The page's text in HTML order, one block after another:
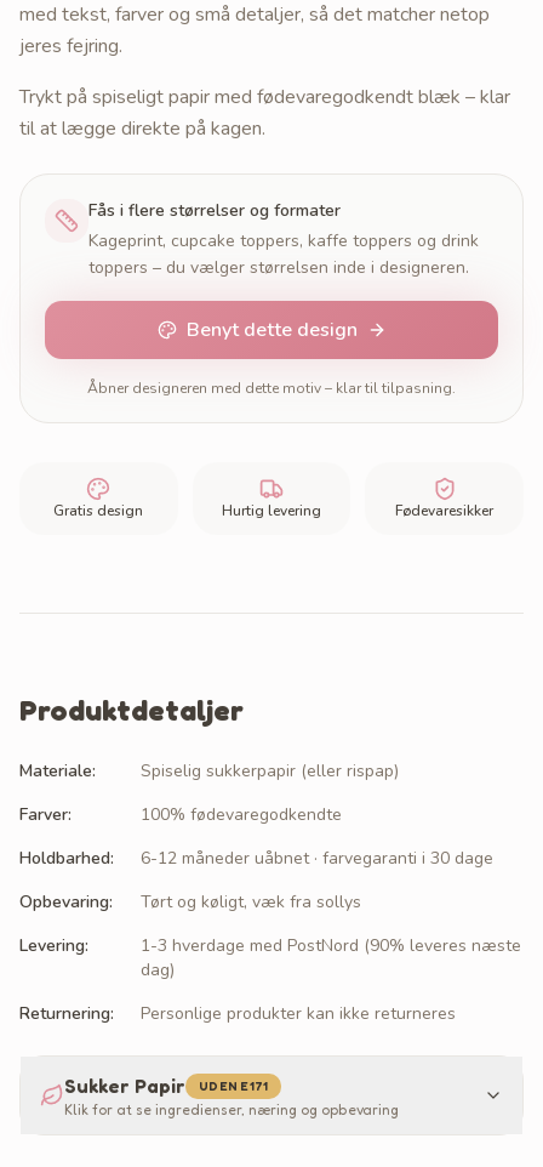
med tekst, farver og små detaljer, så det matcher netop
jeres fejring.
Trykt på spiseligt papir med fødevaregodkendt blæk – klar
til at lægge direkte på kagen.
Fås i flere størrelser og formater
Kageprint, cupcake toppers, kaffe toppers og drink
toppers – du vælger størrelsen inde i designeren.
Benyt dette design
Åbner designeren med dette motiv – klar til tilpasning.
Gratis design Hurtig levering Fødevaresikker
Produktdetaljer
Materiale:
Spiselig sukkerpapir (eller rispap)
Farver:
100% fødevaregodkendte
Holdbarhed:
6-12 måneder uåbnet · farvegaranti i 30 dage
Opbevaring:
Tørt og køligt, væk fra sollys
Levering:
1-3 hverdage med PostNord (90% leveres næste
dag)
Returnering: Personlige produkter kan ikke returneres
Sukker Papir UDEN E171
Klik for at se ingredienser, næring og opbevaring